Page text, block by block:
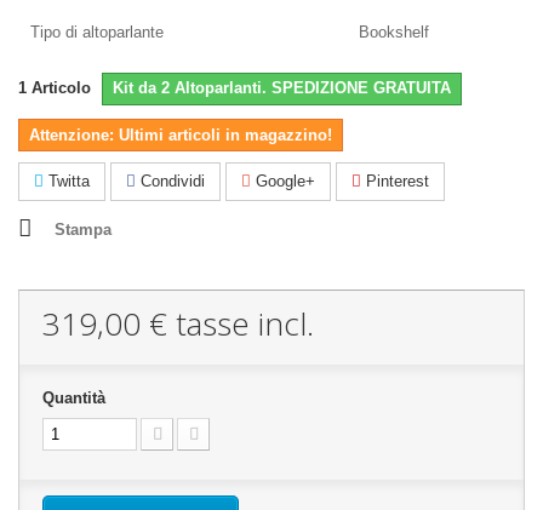
Tipo di altoparlante Bookshelf
1 Articolo Kit da 2 Altoparlanti. SPEDIZIONE GRATUITA
Attenzione: Ultimi articoli in magazzino!
Twitta Condividi Google+ Pinterest
Stampa
319,00 € tasse incl.
Quantità